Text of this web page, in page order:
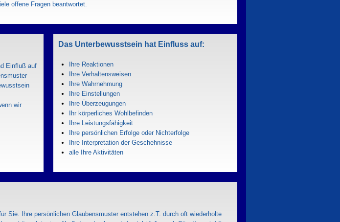
offene Fragen beantwortet.
Einfluß auf
wir
Das Unterbewusstsein hat Einfluss auf:
Ihre Reaktionen
Ihre Verhaltensweisen
Ihre Wahrnehmung
Ihre Einstellungen
Ihre Überzeugungen
Ihr körperliches Wohlbefinden
Ihre Leistungsfähigkeit
Ihre persönlichen Erfolge oder Nichterfolge
Ihre Interpretation der Geschehnisse
alle Ihre Aktivitäten
Sie. Ihre persönlichen Glaubensmuster entstehen z.T. durch oft wiederholte